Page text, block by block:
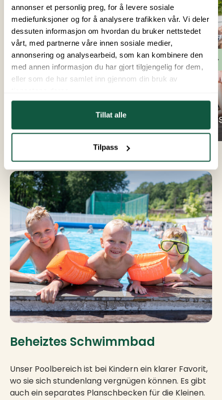
annonser et personlig preg, for å levere sosiale
mediefunksjoner og for å analysere trafikken vår. Vi deler
dessuten informasjon om hvordan du bruker nettstedet
vårt, med partnerne våre innen sosiale medier,
annonsering og analysearbeid, som kan kombinere den
med annen informasjon du har gjort tilgjengelig for dem,
eller som de har samlet inn gjennom din bruk av
Tillat alle
Tilpass
Beheiztes Schwimmbad
Unser Poolbereich ist bei Kindern ein klarer Favorit,
wo sie sich stundenlang vergnügen können. Es gibt
auch ein separates Planschbecken für die Kleinen.